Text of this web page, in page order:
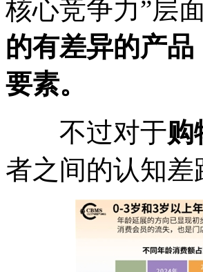
核心竞争力”层面
的有差异的产
要素。
不过对于购
者之间的认知差